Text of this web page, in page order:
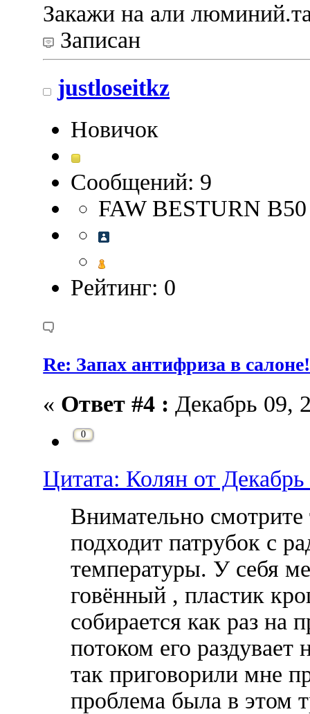
Закажи на али
Записан
justloseitkz
Новичок
Сообщений: 9
FAW BESTURN B50
Рейтинг: 0
Re: Запах антифриза в салоне!
« Ответ #4 : Декабрь 09,
0
Цитата: Колян от
Внимательно
подходит патрубок с
температуры. У себя
говённый , пластик
собирается как раз
потоком его раздувает
так приговорили мне
проблема была в этом